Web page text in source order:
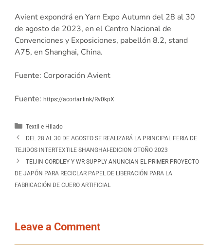
Avient expondrá en Yarn Expo Autumn del 28 al 30
de agosto de 2023, en el Centro Nacional de
Convenciones y Exposiciones, pabellón 8.2, stand
A75, en Shanghai, China.
Fuente: Corporación Avient
Fuente: https://acortar.link/Rv0kpX
Textil e Hilado
DEL 28 AL 30 DE AGOSTO SE REALIZARÁ LA PRINCIPAL FERIA DE
TEJIDOS INTERTEXTILE SHANGHAI-EDICION OTOÑO 2023
TEIJIN CORDLEY Y WR SUPPLY ANUNCIAN EL PRIMER PROYECTO
DE JAPÓN PARA RECICLAR PAPEL DE LIBERACIÓN PARA LA
FABRICACIÓN DE CUERO ARTIFICIAL
Leave a Comment